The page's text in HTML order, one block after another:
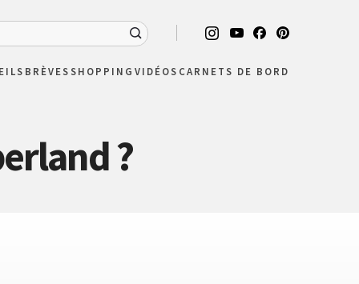
BRÈVESSHOPPING VIDÉOS CARNETS DE BORD
?